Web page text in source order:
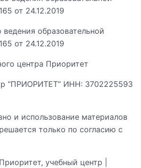
образовательной
от 24.12.2019
“ПРИОРИТЕТ” ИНН: 3702225593
и использование материалов
только по согласию с
учебный центр |